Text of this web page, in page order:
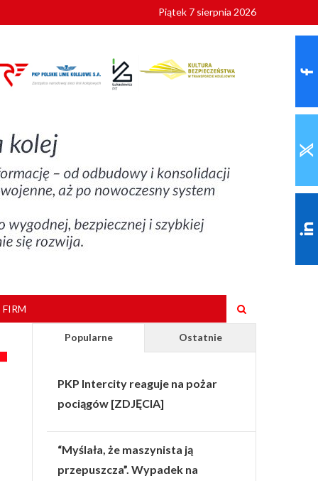
Piątek 7 sierpnia 2026
Popularne Ostatnie
PKP Intercity reaguje na pożar
pociągów [ZDJĘCIA]
“Myślała, że maszynista ją
przepuszcza”. Wypadek na